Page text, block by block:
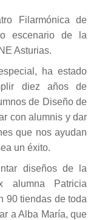
Filarmónica de
escenario de la
Asturias.
ha estado
diez años de
de Diseño de
con alumnis y dar
que nos ayudan
un éxito.
diseños de la
alumna Patricia
90 tiendas de toda
a Alba María, que